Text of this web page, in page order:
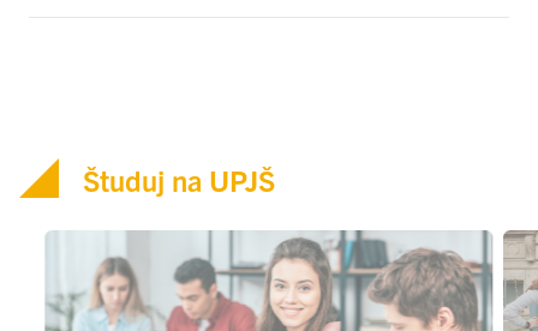
Študuj na UPJŠ